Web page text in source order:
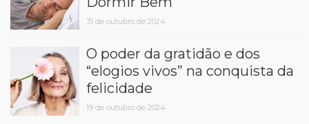
31 de outubro de 2024
O poder da gratidão e dos
“elogios vivos” na conquista da
felicidade
19 de outubro de 2024